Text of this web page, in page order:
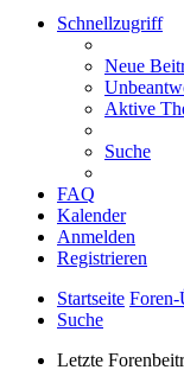
Schnellzugriff
Neue
Aktive
Suche
FAQ
Kalender
Anmelden
Registrieren
Startseite Foren-
Suche
Letzte